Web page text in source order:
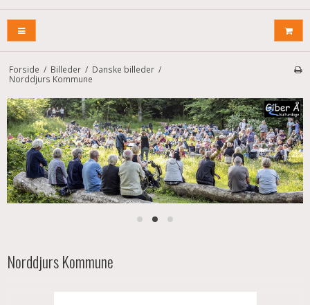
Forside / Billeder / Danske billeder /
Norddjurs Kommune
Norddjurs Kommune